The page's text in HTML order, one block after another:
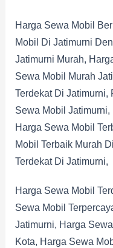
Harga Sewa Mobil
Mobil Di Jatimurni
Jatimurni Murah,
Sewa Mobil Murah
Terdekat Di Jatimurni,
Sewa Mobil Jatimurni,
Harga Sewa Mobil
Mobil Terbaik Murah
Terdekat Di Jatimurni,
Harga Sewa Mobil
Sewa Mobil
Jatimurni, Harga
Kota, Harga Sewa